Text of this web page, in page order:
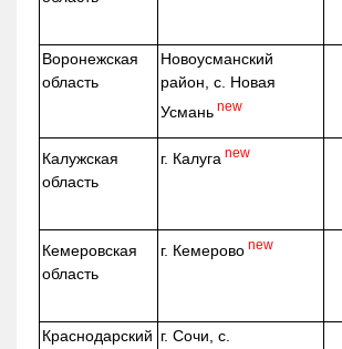
Воронежская
область
Новоусманский
район, с. Новая
Усмань new
Калужская
область
г. Калуга new
Кемеровская
область
г. Кемерово new
Краснодарский г. Сочи, с.